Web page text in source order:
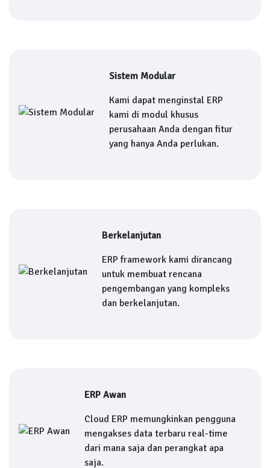
Sistem Modular
Kami dapat menginstal ERP
kami di modul khusus
perusahaan Anda dengan fitur
yang hanya Anda perlukan.
Berkelanjutan
ERP framework kami dirancang
untuk membuat rencana
pengembangan yang kompleks
dan berkelanjutan.
ERP Awan
Cloud ERP memungkinkan pengguna
mengakses data terbaru real-time
dari mana saja dan perangkat apa
saja.